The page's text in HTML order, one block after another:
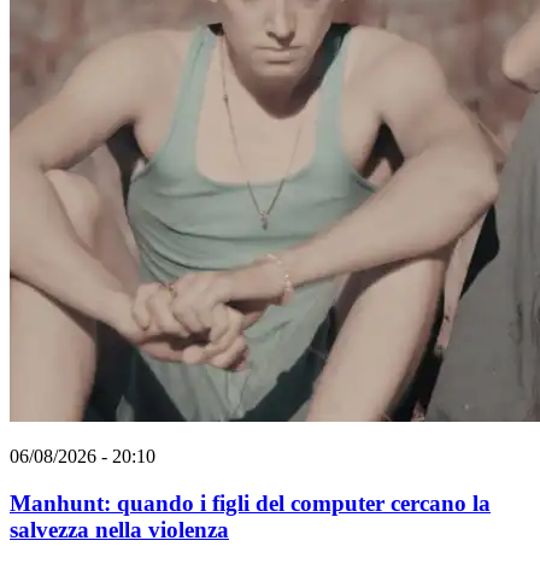
06/08/2026 - 20:10
Manhunt: quando i figli del computer cercano la
salvezza nella violenza